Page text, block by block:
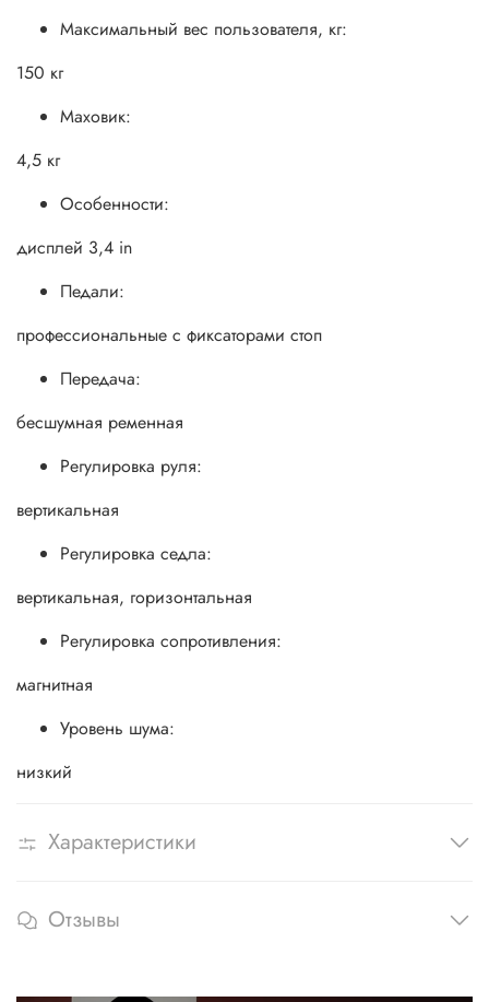
Максимальный вес пользователя, кг:
150 кг
Маховик:
4,5 кг
Особенности:
дисплей 3,4 in
Педали:
профессиональные с фиксаторами стоп
Передача:
бесшумная ременная
Регулировка руля:
вертикальная
Регулировка седла:
вертикальная, горизонтальная
Регулировка сопротивления:
магнитная
Уровень шума:
низкий
Характеристики
Отзывы